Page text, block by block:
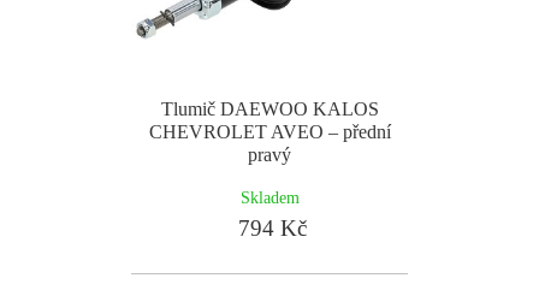
Tlumič DAEWOO KALOS
CHEVROLET AVEO – přední
pravý
Skladem
794 Kč